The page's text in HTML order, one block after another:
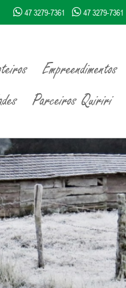
47 3279-7361 47 3279-7361
Empreendimentos
Parceiros Quiriri